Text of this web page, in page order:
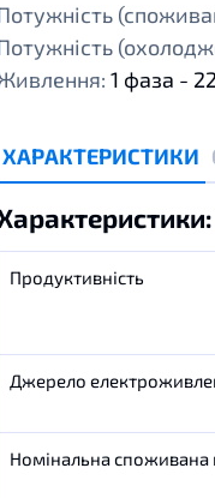
1 фаза -
ХАРАКТЕРИСТИКИ
Продуктивність
Джерело
Номінальнаспоживана